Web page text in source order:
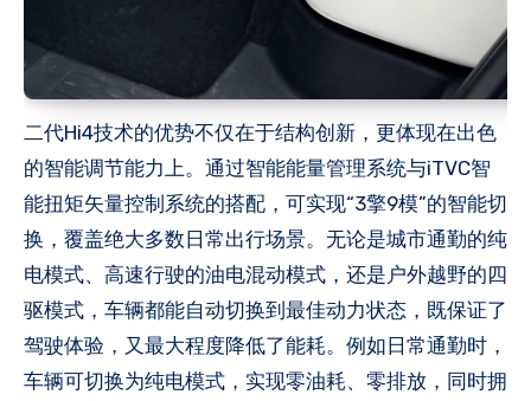
二代Hi4技术的优势不仅在于结构创新，更体现在出色
的智能调节能力上。通过智能能量管理系统与iTVC智
能扭矩矢量控制系统的搭配，可实现“3擎9模”的智能切
换，覆盖绝大多数日常出行场景。无论是城市通勤的纯
电模式、高速行驶的油电混动模式，还是户外越野的四
驱模式，车辆都能自动切换到最佳动力状态，既保证了
驾驶体验，又最大程度降低了能耗。例如日常通勤时，
车辆可切换为纯电模式，实现零油耗、零排放，同时拥